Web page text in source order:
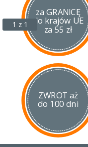
za GRANICĘ
do krajów UE
za 55 zł
ZWROT aż
do 100 dni
1 z 1